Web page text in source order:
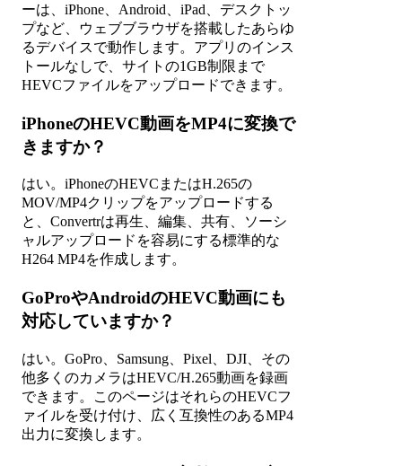
ーは、iPhone、Android、iPad、デスクトッ
プなど、ウェブブラウザを搭載したあらゆ
るデバイスで動作します。アプリのインス
トールなしで、サイトの1GB制限まで
HEVCファイルをアップロードできます。
iPhoneのHEVC動画をMP4に変換で
きますか？
はい。iPhoneのHEVCまたはH.265の
MOV/MP4クリップをアップロードする
と、Convertrは再生、編集、共有、ソーシ
ャルアップロードを容易にする標準的な
H264 MP4を作成します。
GoProやAndroidのHEVC動画にも
対応していますか？
はい。GoPro、Samsung、Pixel、DJI、その
他多くのカメラはHEVC/H.265動画を録画
できます。このページはそれらのHEVCフ
ァイルを受け付け、広く互換性のあるMP4
出力に変換します。